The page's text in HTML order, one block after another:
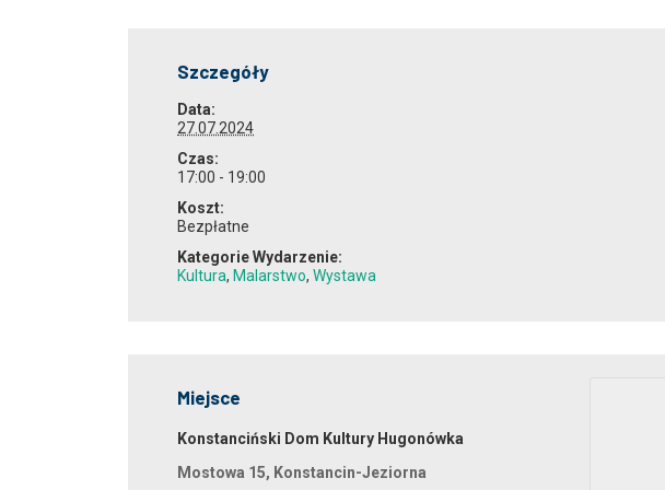
Szczegóły
Data:
27.07.2024
Czas:
17:00 - 19:00
Koszt:
Bezpłatne
Kategorie Wydarzenie:
Kultura, Malarstwo,Wystawa
Miejsce
Konstanciński Dom Kultury Hugonówka
Mostowa 15, Konstancin-Jeziorna